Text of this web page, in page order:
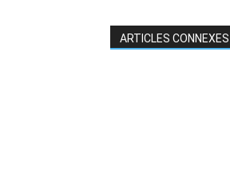
ARTICLES CONNEXES